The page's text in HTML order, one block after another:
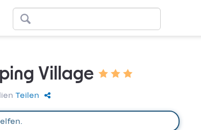
Village
Teilen